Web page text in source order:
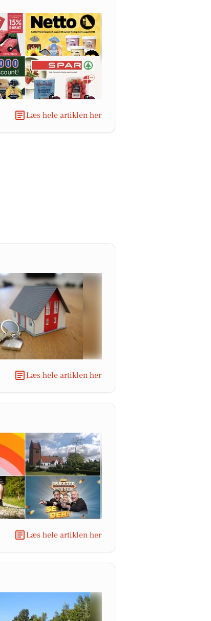
Læs hele artiklen her
Læs hele artiklen her
Læs hele artiklen her